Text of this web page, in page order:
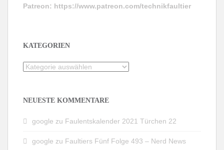
Patreon: https://www.patreon.com/technikfaultier
KATEGORIEN
Kategorien
NEUESTE KOMMENTARE
google zu Faulentskalender 2021 Türchen 22
google zu Faultiers Fünf Folge 493 – Nerd News